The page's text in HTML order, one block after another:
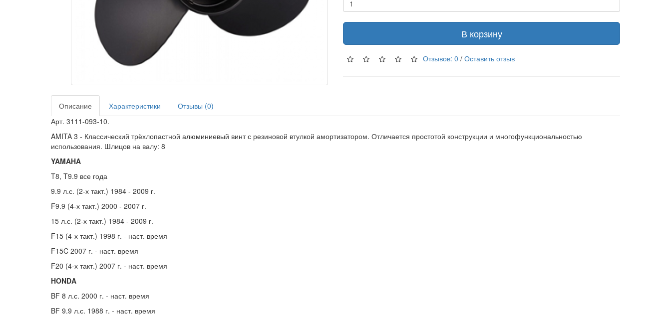
В корзину
Отзывов: 0 / Оставить отзыв
Описание Характеристики
Отзывы (0)
Арт. 3111-093-10.
AMITA 3 - Классический трёхлопастной алюминиевый винт с резиновой втулкой амортизатором. Отличается простотой конструкции и многофункциональностью
использования. Шлицов на валу: 8
YAMAHA
T8, T9.9 все года
9.9 л.с. (2-х такт.) 1984 - 2009 г.
F9.9 (4-х такт.) 2000 - 2007 г.
15 л.с. (2-х такт.) 1984 - 2009 г.
F15 (4-х такт.) 1998 г. - наст. время
F15C 2007 г. - наст. время
F20 (4-х такт.) 2007 г. - наст. время
HONDA
BF 8 л.с. 2000 г. - наст. время
BF 9.9 л.с. 1988 г. - наст. время